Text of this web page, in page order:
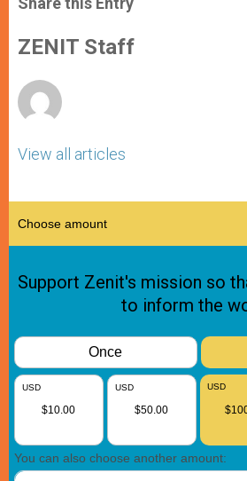
s
p
p
e
g
e
b
o
k
ZENIT Staff
View all articles